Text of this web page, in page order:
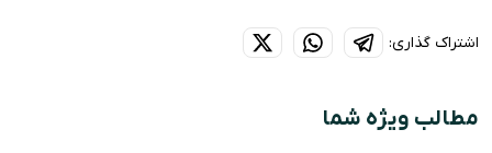
اشتراک گذاری:
مطالب ویژه شما